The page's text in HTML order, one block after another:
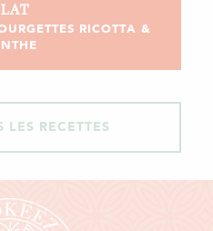
RICOTTA &
LES RECETTES